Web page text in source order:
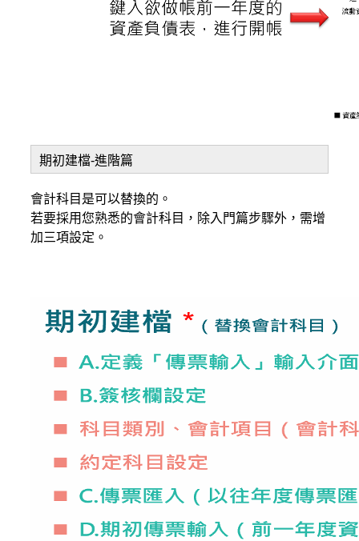
期初建檔-進階篇
會計科目是可以替換的。
若要採用您熟悉的會計科目，除入門篇步驟外，需增
加三項設定。